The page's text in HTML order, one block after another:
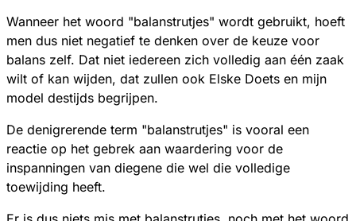
Wanneer het woord "balanstrutjes" wordt gebruikt, hoeft
men dus niet negatief te denken over de keuze voor
balans zelf. Dat niet iedereen zich volledig aan één zaak
wilt of kan wijden, dat zullen ook Elske Doets en mijn
model destijds begrijpen.
De denigrerende term "balanstrutjes" is vooral een
reactie op het gebrek aan waardering voor de
inspanningen van diegene die wel die volledige
toewijding heeft.